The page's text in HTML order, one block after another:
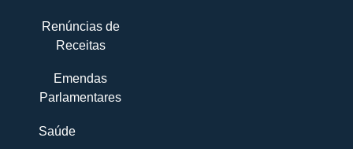
Renúncias de
Receitas
Emendas
Parlamentares
Saúde